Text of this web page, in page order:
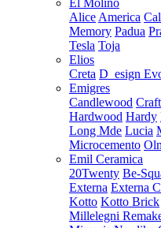
El Molino
Alice America
Memory Padua
Tesla Toja
Elios
Creta D_esign
Emigres
Candlewood Craft
Hardwood Hardy
Long Mde Lucia
Microcemento
Emil Ceramica
20Twenty Be-
Externa Externa
Kotto Kotto Brick
Millelegni